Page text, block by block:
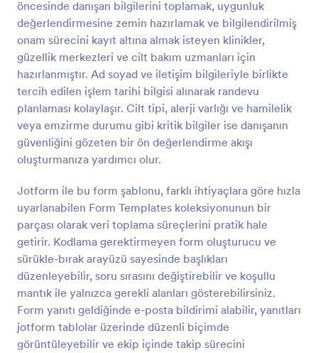
öncesinde danışan bilgilerini toplamak, uygunluk
değerlendirmesine zemin hazırlamak ve bilgilendirilmiş
onam sürecini kayıt altına almak isteyen klinikler,
güzellik merkezleri ve cilt bakım uzmanları için
hazırlanmıştır. Ad soyad ve iletişim bilgileriyle birlikte
tercih edilen işlem tarihi bilgisi alınarak randevu
planlaması kolaylaşır. Cilt tipi, alerji varlığı ve hamilelik
veya emzirme durumu gibi kritik bilgiler ise danışanın
güvenliğini gözeten bir ön değerlendirme akışı
oluşturmanıza yardımcı olur.
Jotform ile bu form şablonu, farklı ihtiyaçlara göre hızla
uyarlanabilen Form Templates koleksiyonunun bir
parçası olarak veri toplama süreçlerini pratik hale
getirir. Kodlama gerektirmeyen form oluşturucu ve
sürükle-bırak arayüzü sayesinde başlıkları
düzenleyebilir, soru sırasını değiştirebilir ve koşullu
mantık ile yalnızca gerekli alanları gösterebilirsiniz.
Form yanıtı geldiğinde e-posta bildirimi alabilir, yanıtları
jotform tablolar üzerinde düzenli biçimde
görüntüleyebilir ve ekip içinde takip sürecini
Önizleme
Fotoğraf Çekim Sözleşmesi